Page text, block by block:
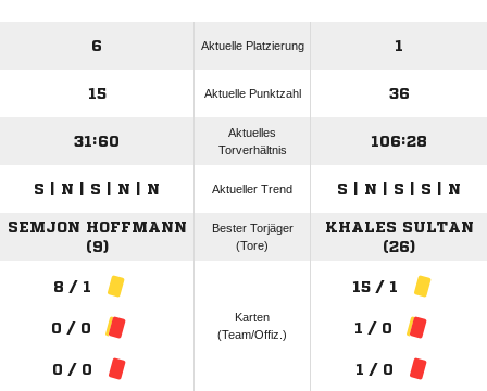
6 Aktuelle Platzierung 1
15 Aktuelle Punktzahl 36
31:60
Aktuelles
Torverhältnis
106:28
S | N | S | N | N Aktueller Trend S | N | S | S | N
SEMJON HOFFMANN
(9)
Bester Torjäger
(Tore)
KHALES SULTAN
(26)
8 / 1
0 / 0
0 / 0
Karten
(Team/Offiz.)
15 / 1
1 / 0
1 / 0